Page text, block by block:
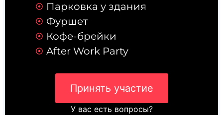
Парковка у здания
Фуршет
Кофе-брейки
After Work Party
Принять участие
У вас есть вопросы?